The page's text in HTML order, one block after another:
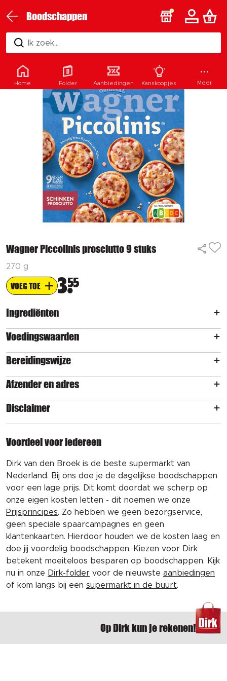
Boodschappen
Ik zoek...
Wagner Piccolinis prosciutto 9 stuks
270 g
VOEG TOE 355
Ingrediënten
Voedingswaarden
Bereidingswijze
Afzender en adres
Disclaimer
Voordeel voor iedereen
Dirk van den Broek is de beste supermarkt van
Nederland. Bij ons doe je de dagelijkse boodschappen
voor een lage prijs. Dit komt doordat we scherp op
onze eigen kosten letten - dit noemen we onze
Prijsprincipes. Zo hebben we geen bezorgservice,
geen speciale spaarcampagnes en geen
klantenkaarten. Hierdoor houden we de kosten laag en
doe jij voordelig boodschappen. Kiezen voor Dirk
betekent moeiteloos besparen op boodschappen. Kijk
nu in onze Dirk-folder voor de nieuwste aanbiedingen
of kom langs bij een supermarkt in de buurt.
Op Dirk kun je rekenen!
Home Folder Aanbiedingen Kanskoopjes Meer